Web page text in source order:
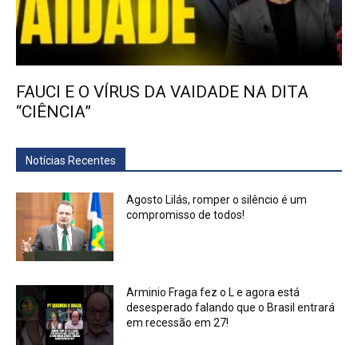
FAUCI E O VÍRUS DA VAIDADE NA DITA
“CIÊNCIA”
Notícias Recentes
Agosto Lilás, romper o silêncio é um
compromisso de todos!
Arminio Fraga fez o L e agora está
desesperado falando que o Brasil entrará
em recessão em 27!